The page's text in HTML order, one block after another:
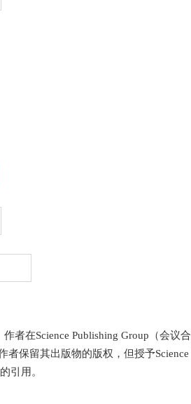
者在Science Publishing Group（会
者保留其出版物的版权，但授予
引用。